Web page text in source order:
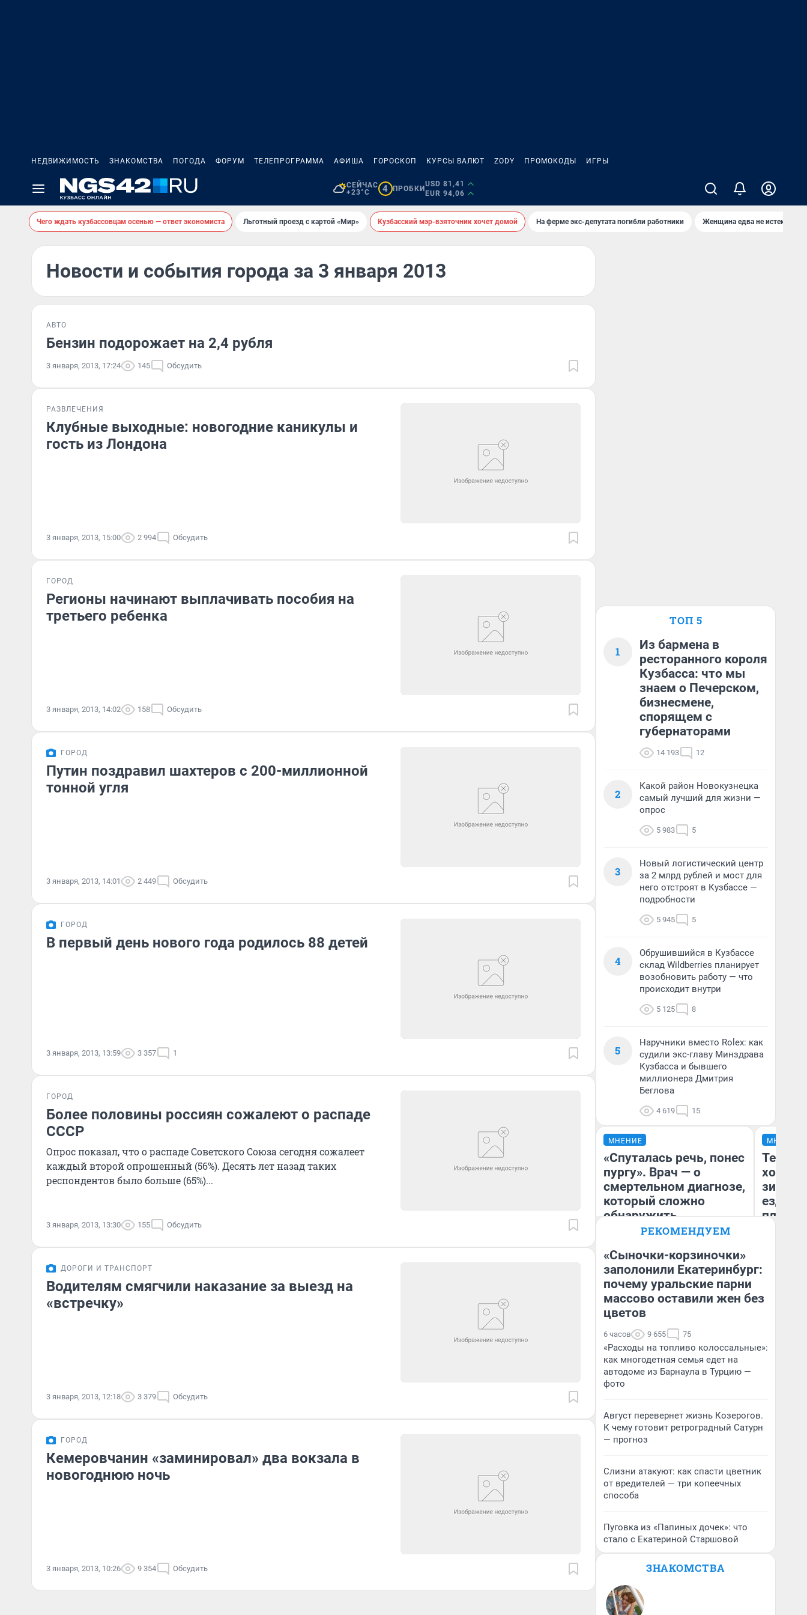
НЕДВИЖИМОСТЬ ЗНАКОМСТВА ПОГОДА ФОРУМ ТЕЛЕПРОГРАММА АФИША ГОРОСКОП КУРСЫ ВАЛЮТ ZODY ПРОМОКОДЫ ИГРЫ
СЕЙЧАС
+23°C
4 ПРОБКИ
USD 81,41
EUR 94,06
Чего ждать кузбассовцам осенью — ответ экономиста Льготный проезд с картой «Мир» Кузбасский мэр-взяточник хочет домой На ферме экс-депутата погибли работники Женщина едва не истекла
Новости и события города за 3 января 2013
АВТО
Бензин подорожает на 2,4 рубля
3 января, 2013, 17:24 145 Обсудить
РАЗВЛЕЧЕНИЯ
Клубные выходные: новогодние каникулы и
гость из Лондона
3 января, 2013, 15:00 2 994 Обсудить
ГОРОД
Регионы начинают выплачивать пособия на
третьего ребенка
3 января, 2013, 14:02 158 Обсудить
ГОРОД
Путин поздравил шахтеров с 200-миллионной
тонной угля
3 января, 2013, 14:01 2 449 Обсудить
ГОРОД
В первый день нового года родилось 88 детей
3 января, 2013, 13:59 3 357 1
ГОРОД
Более половины россиян сожалеют о распаде
СССР
Опрос показал, что о распаде Советского Союза сегодня сожалеет
каждый второй опрошенный (56%). Десять лет назад таких
респондентов было больше (65%)...
3 января, 2013, 13:30 155 Обсудить
ДОРОГИ И ТРАНСПОРТ
Водителям смягчили наказание за выезд на
«встречку»
3 января, 2013, 12:18 3 379 Обсудить
ГОРОД
Кемеровчанин «заминировал» два вокзала в
новогоднюю ночь
3 января, 2013, 10:26 9 354 Обсудить
ТОП 5
1
Из бармена в
ресторанного короля
Кузбасса: что мы
знаем о Печерском,
бизнесмене,
спорящем с
губернаторами
14 193 12
2
Какой район Новокузнецка
самый лучший для жизни —
опрос
5 983 5
3
Новый логистический центр
за 2 млрд рублей и мост для
него отстроят в Кузбассе —
подробности
5 945 5
4
Обрушившийся в Кузбассе
склад Wildberries планирует
возобновить работу — что
происходит внутри
5 125 8
5
Наручники вместо Rolex: как
судили экс-главу Минздрава
Кузбасса и бывшего
миллионера Дмитрия
Беглова
4 619 15
МНЕНИЕ
«Спуталась речь, понес
пургу». Врач — о
смертельном диагнозе,
который сложно
обнаружить
Ирина Волкова
«Реабилитация доктора
Волковой»
МНЕНИЕ
Тепло
зимой.
ездит
плюсы
РЕКОМЕНДУЕМ
«Сыночки-корзиночки»
заполонили Екатеринбург:
почему уральские парни
массово оставили жен без
цветов
6 часов 9 655 75
«Расходы на топливо колоссальные»:
как многодетная семья едет на
автодоме из Барнаула в Турцию —
фото
Август перевернет жизнь Козерогов.
К чему готовит ретроградный Сатурн
— прогноз
Слизни атакуют: как спасти цветник
от вредителей — три копеечных
способа
Пуговка из «Папиных дочек»: что
стало с Екатериной Старшовой
ЗНАКОМСТВА